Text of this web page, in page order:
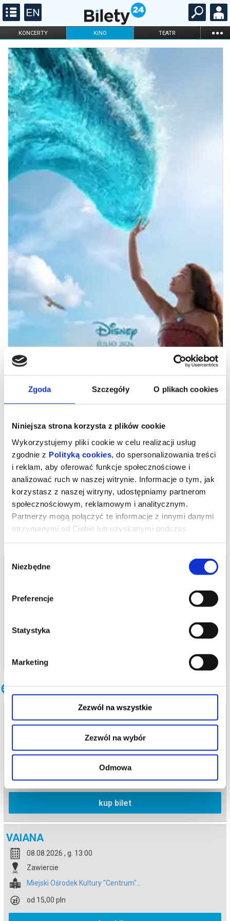
Zgoda Szczegóły O plikach cookies
Niniejsza strona korzysta z plików cookie
Wykorzystujemy pliki cookie w celu realizacji usług
zgodnie z Polityką cookies , do spersonalizowania treści
i reklam, aby oferować funkcje społecznościowe i
analizować ruch w naszej witrynie. Informacje o tym, jak
korzystasz z naszej witryny, udostępniamy partnerom
społecznościowym, reklamowym i analitycznym.
Partnerzy mogą połączyć te informacje z innymi danymi
otrzymanymi od Ciebie lub uzyskanymi podczas
Wybór
zgody
Niezbędne
Preferencje
Statystyka
Marketing
Zezwól na wszystkie
Zezwól na wybór
Odmowa
KONCERTY KINO TEATR ...
FILHARMONIA OPERA I BALET
DLA DZIECI
ONLINE
VAIANA
tytułem. Opowiada o przygodach dziewczyny, która na wezwanie
się w niezapomnianą podróż, by ratować swoje plemię.
Reżyserem filmu jest Thomas Kail ("Hamilton") uhonorowany
nagrodami Emmy i Tony.
*******
Bezpieczne zakupy w Bilety24. W przypadku odwołania
wydarzenia, gwarantujemy automatyczny zwrot środków
potwierdzony komunikatem wysyłanym na adres e-mail, podany
podczas zakupu.
Bilety na termin:
10.07.2026 , g. 11:05
Inne terminy
VAIANA
od 15,00 pln
kup bilet
VAIANA
08.08.2026 , g. 13:00
Zawiercie
Miejski Ośrodek Kultury "Centrum"...
od 15,00 pln